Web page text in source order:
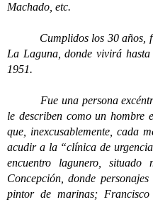
Machado, etc.
Cumplidos los 30 años, fija
La Laguna, donde vivirá
1951.
Fue una persona
le describen como un hombre
que, inexcusablemente, cada
acudir a la “clínica de
encuentro lagunero,
Concepción, donde
pintor de marinas;